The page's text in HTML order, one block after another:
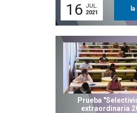
16 JUL.
2021
Prueba
extraordinaria